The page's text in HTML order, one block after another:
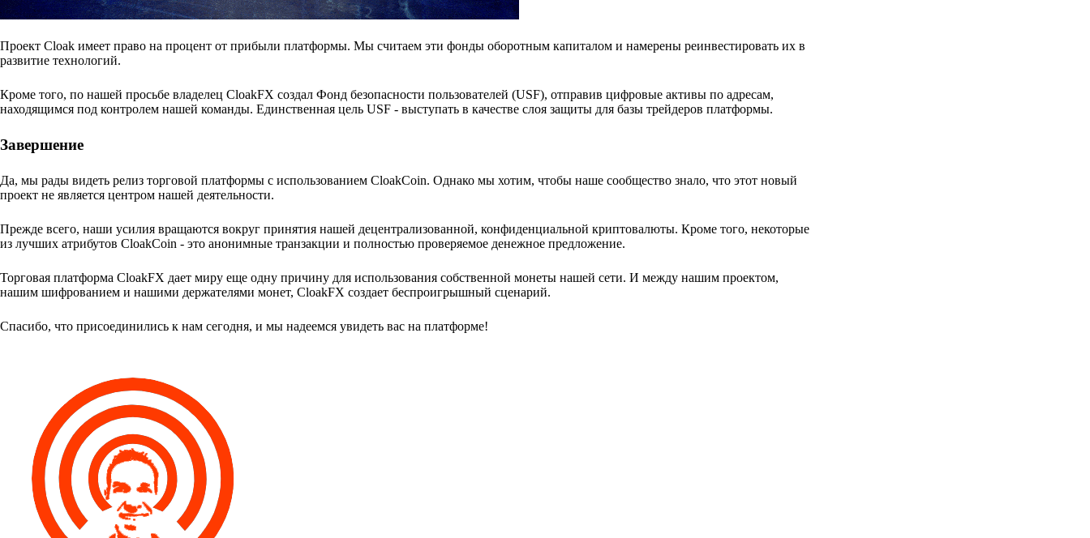
Проект Cloak имеет право на процент от прибыли платформы. Мы считаем эти фонды оборотным капиталом и намерены реинвестировать их в
развитие технологий.
Кроме того, по нашей просьбе владелец CloakFX создал Фонд безопасности пользователей (USF), отправив цифровые активы по адресам,
находящимся под контролем нашей команды. Единственная цель USF - выступать в качестве слоя защиты для базы трейдеров платформы.
Завершение
Да, мы рады видеть релиз торговой платформы с использованием CloakCoin. Однако мы хотим, чтобы наше сообщество знало, что этот новый
проект не является центром нашей деятельности.
Прежде всего, наши усилия вращаются вокруг принятия нашей децентрализованной, конфиденциальной криптовалюты. Кроме того, некоторые
из лучших атрибутов CloakCoin - это анонимные транзакции и полностью проверяемое денежное предложение.
Торговая платформа CloakFX дает миру еще одну причину для использования собственной монеты нашей сети. И между нашим проектом,
нашим шифрованием и нашими держателями монет, CloakFX создает беспроигрышный сценарий.
Спасибо, что присоединились к нам сегодня, и мы надеемся увидеть вас на платформе!